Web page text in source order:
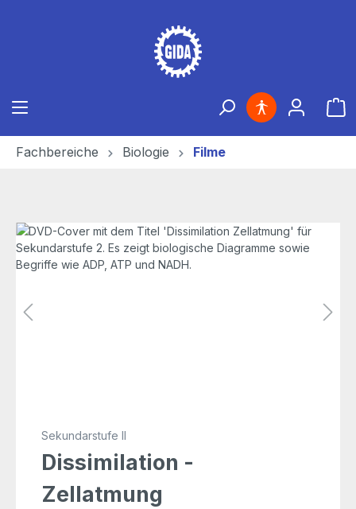
Fachbereiche Biologie Filme
Bildergalerie überspringen
Sekundarstufe II
Dissimilation -
Zellatmung